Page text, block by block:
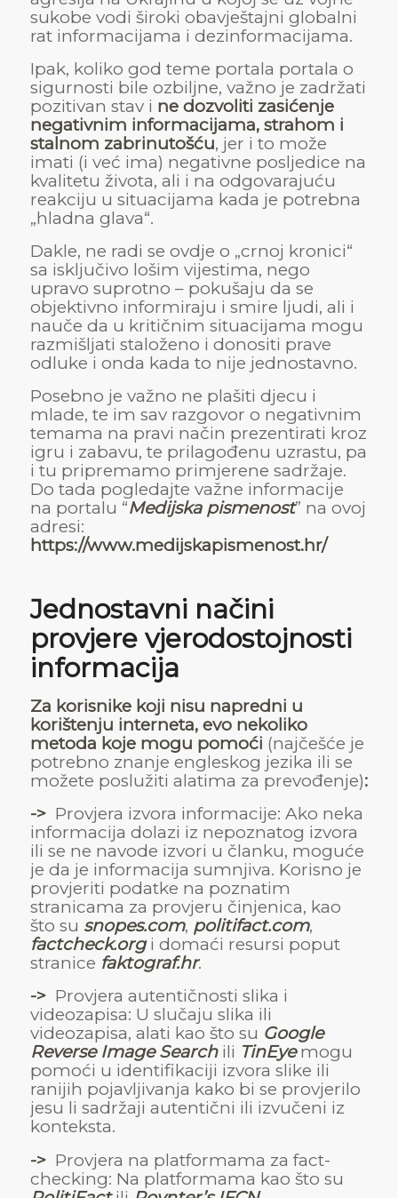
sukobe vodi široki obavještajni globalni
rat informacijama i dezinformacijama.
Ipak, koliko god teme portala portala o
sigurnosti bile ozbiljne, važno je zadržati
pozitivan stav i ne dozvoliti zasićenje
negativnim informacijama, strahom i
stalnom zabrinutošću, jer i to može
imati (i već ima) negativne posljedice na
kvalitetu života, ali i na odgovarajuću
reakciju u situacijama kada je potrebna
„hladna glava“.
Dakle, ne radi se ovdje o „crnoj kronici“
sa isključivo lošim vijestima, nego
upravo suprotno – pokušaju da se
objektivno informiraju i smire ljudi, ali i
nauče da u kritičnim situacijama mogu
razmišljati staloženo i donositi prave
odluke i onda kada to nije jednostavno.
Posebno je važno ne plašiti djecu i
mlade, te im sav razgovor o negativnim
temama na pravi način prezentirati kroz
igru i zabavu, te prilagođenu uzrastu, pa
i tu pripremamo primjerene sadržaje.
Do tada pogledajte važne informacije
na portalu “Medijska pismenost” na ovoj
adresi:
https://www.medijskapismenost.hr/
Jednostavni načini
provjere vjerodostojnosti
informacija
Za korisnike koji nisu napredni u
korištenju interneta, evo nekoliko
metoda koje mogu pomoći (najčešće je
potrebno znanje engleskog jezika ili se
možete poslužiti alatima za prevođenje):
->Provjera izvora informacije: Ako neka
informacija dolazi iz nepoznatog izvora
ili se ne navode izvori u članku, moguće
je da je informacija sumnjiva. Korisno je
provjeriti podatke na poznatim
stranicama za provjeru činjenica, kao
što su snopes.com, politifact.com,
factcheck.orgi domaći resursi poput
stranice faktograf.hr.
->Provjera autentičnosti slika i
videozapisa: U slučaju slika ili
videozapisa, alati kao što su Google
Reverse Image Searchili TinEyemogu
pomoći u identifikaciji izvora slike ili
ranijih pojavljivanja kako bi se provjerilo
jesu li sadržaji autentični ili izvučeni iz
konteksta.
->Provjera na platformama za fact-
checking: Na platformama kao što su